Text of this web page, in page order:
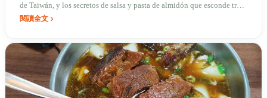
de Taiwán, y los secretos de salsa y pasta de almidón que esconde tras
de sí.
閱讀全文